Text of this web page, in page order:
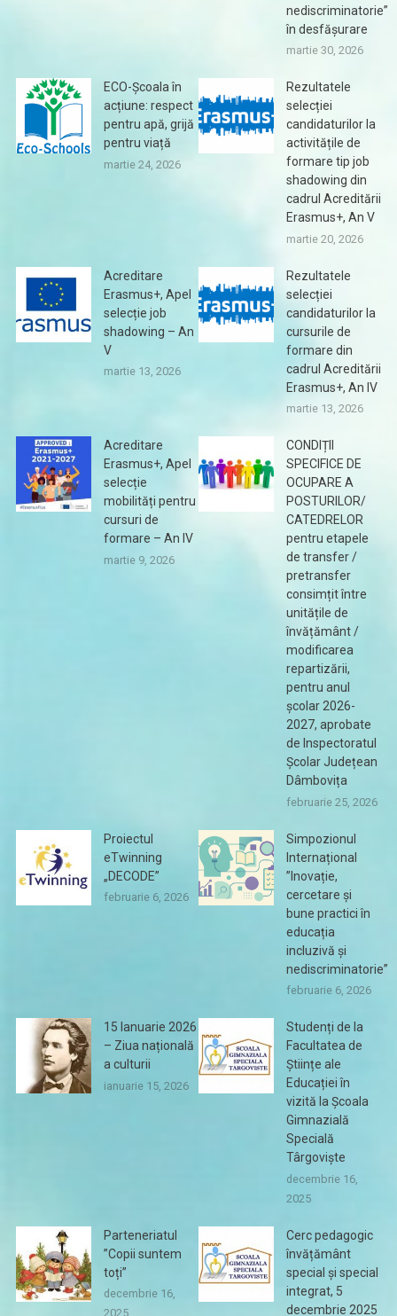
nediscriminatorie”
în desfășurare
martie 30, 2026
ECO-Școala în
acțiune: respect
pentru apă, grijă
pentru viață
martie 24, 2026
Rezultatele
selecției
candidaturilor la
activitățile de
formare tip job
shadowing din
cadrul Acreditării
Erasmus+, An V
martie 20, 2026
Acreditare
Erasmus+, Apel
selecție job
shadowing – An
V
martie 13, 2026
Rezultatele
selecției
candidaturilor la
cursurile de
formare din
cadrul Acreditării
Erasmus+, An IV
martie 13, 2026
Acreditare
Erasmus+, Apel
selecție
mobilități pentru
cursuri de
formare – An IV
martie 9, 2026
CONDIȚII
SPECIFICE DE
OCUPARE A
POSTURILOR/
CATEDRELOR
pentru etapele
de transfer /
pretransfer
consimțit între
unitățile de
învățământ /
modificarea
repartizării,
pentru anul
școlar 2026-
2027, aprobate
de Inspectoratul
Școlar Județean
Dâmbovița
februarie 25, 2026
Proiectul
eTwinning
„DECODE”
februarie 6, 2026
Simpozionul
Internațional
”Inovație,
cercetare și
bune practici în
educația
incluzivă și
nediscriminatorie”
februarie 6, 2026
15 Ianuarie 2026
– Ziua națională
a culturii
ianuarie 15, 2026
Studenți de la
Facultatea de
Științe ale
Educației în
vizită la Școala
Gimnazială
Specială
Târgoviște
decembrie 16,
2025
Parteneriatul
”Copii suntem
toți”
decembrie 16,
2025
Cerc pedagogic
învățământ
special și special
integrat, 5
decembrie 2025